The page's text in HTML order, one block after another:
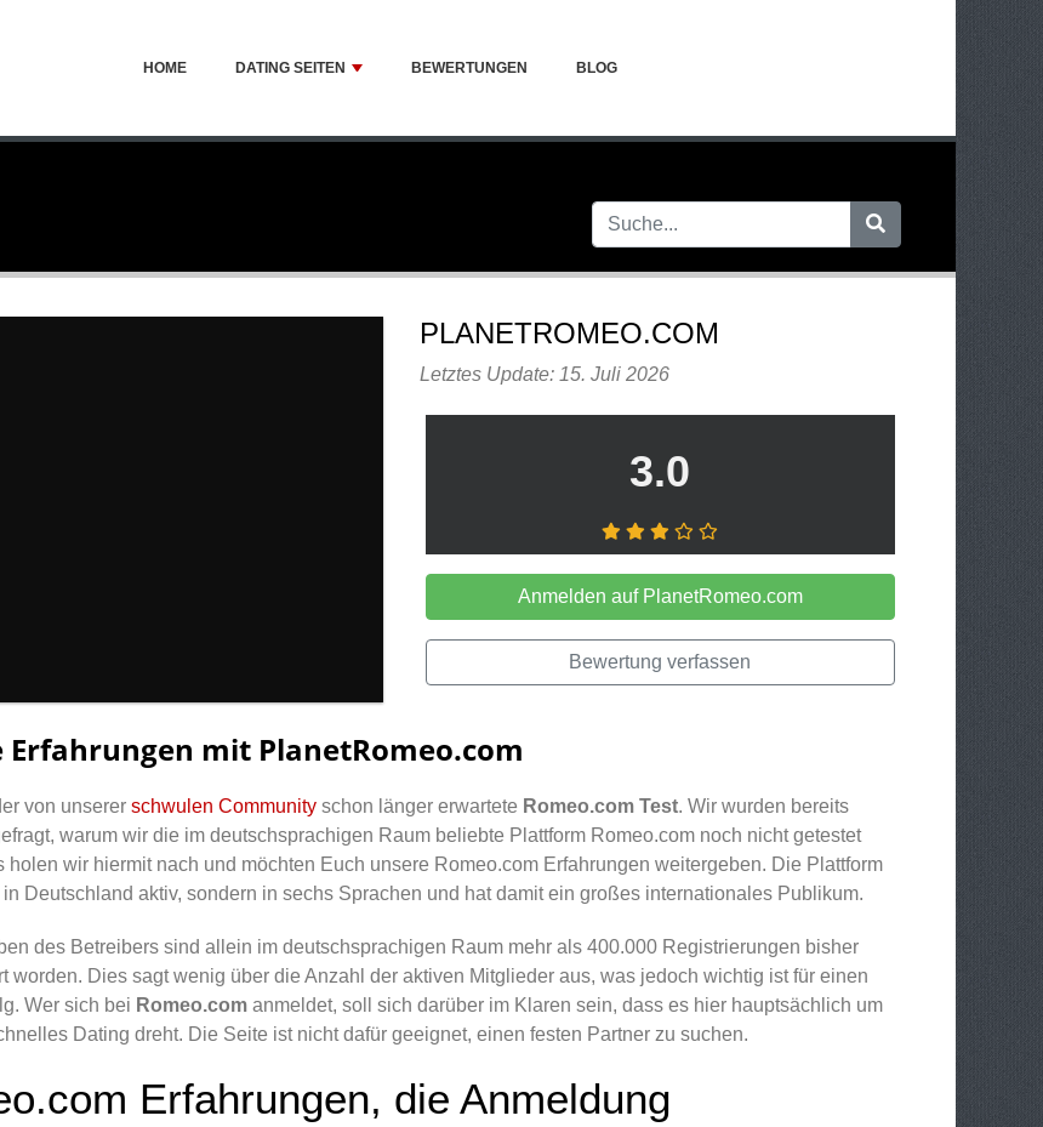
HOME DATING SEITEN BEWERTUNGEN BLOG
PLANETROMEO.COM
Letztes Update: 15. Juli 2026
3.0
Anmelden auf PlanetRomeo.com
Bewertung verfassen
Erfahrungen mit PlanetRomeo.com
von unserer schwulen Community schon länger erwartete Romeo.com Test. Wir wurden bereits
warum wir die im deutschsprachigen Raum beliebte Plattform Romeo.com noch nicht getestet
holen wir hiermit nach und möchten Euch unsere Romeo.com Erfahrungen weitergeben. Die Plattform
in Deutschland aktiv, sondern in sechs Sprachen und hat damit ein großes internationales Publikum.
des Betreibers sind allein im deutschsprachigen Raum mehr als 400.000 Registrierungen bisher
worden. Dies sagt wenig über die Anzahl der aktiven Mitglieder aus, was jedoch wichtig ist für einen
Wer sich bei Romeo.com anmeldet, soll sich darüber im Klaren sein, dass es hier hauptsächlich um
Dating dreht. Die Seite ist nicht dafür geeignet, einen festen Partner zu suchen.
Erfahrungen, die Anmeldung